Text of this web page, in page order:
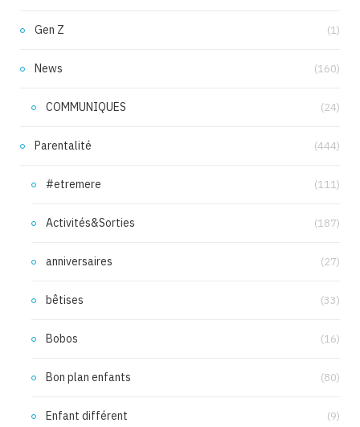
Gen Z (1)
News (160)
COMMUNIQUES (24)
Parentalité (444)
#etremere (111)
Activités&Sorties (187)
anniversaires (27)
bêtises (33)
Bobos (16)
Bon plan enfants (80)
Enfant différent (9)